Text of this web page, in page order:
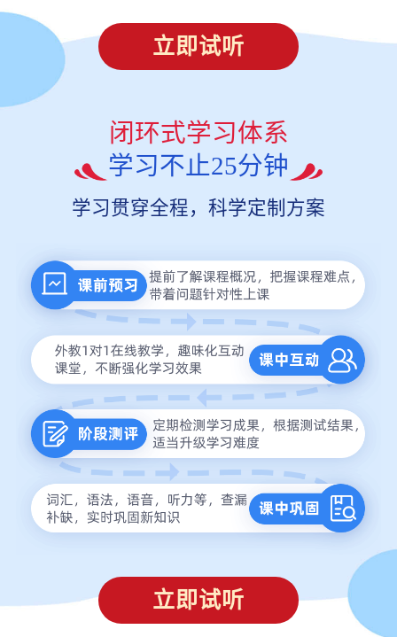
立即试听
闭环式学习体系
学习不止25分钟
学习贯穿全程，科学定制方案
立即试听